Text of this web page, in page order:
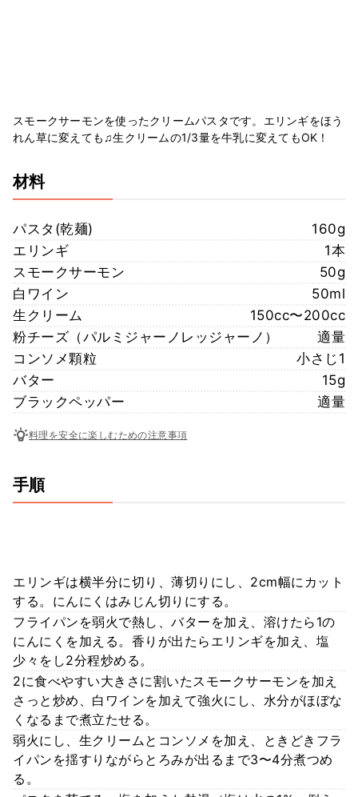
スモークサーモンを使ったクリームパスタです。エリンギをほう
れん草に変えても♫生クリームの1/3量を牛乳に変えてもOK！
材料
パスタ(乾麺)
160g
エリンギ
1本
スモークサーモン
50g
白ワイン
50ml
生クリーム
150cc〜200cc
粉チーズ（パルミジャーノレッジャーノ）
適量
コンソメ顆粒
小さじ1
バター
15g
ブラックペッパー
適量
料理を安全に楽しむための注意事項
手順
エリンギは横半分に切り、薄切りにし、2cm幅にカット
する。にんにくはみじん切りにする。
フライパンを弱火で熱し、バターを加え、溶けたら1の
にんにくを加える。香りが出たらエリンギを加え、塩
少々をし2分程炒める。
2に食べやすい大きさに割いたスモークサーモンを加え
さっと炒め、白ワインを加えて強火にし、水分がほぼな
くなるまで煮立たせる。
弱火にし、生クリームとコンソメを加え、ときどきフラ
イパンを揺すりながらとろみが出るまで3〜4分煮つめ
る。